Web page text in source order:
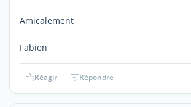
Amicalement
Fabien
Réagir Répondre